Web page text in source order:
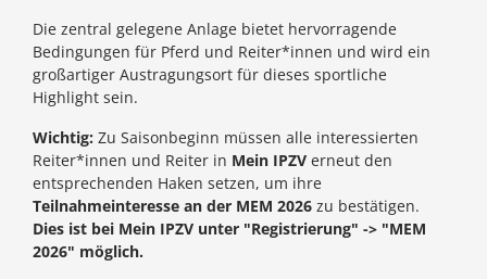
Die zentral gelegene Anlage bietet hervorragende
Bedingungen für Pferd und Reiter*innen und wird ein
großartiger Austragungsort für dieses sportliche
Highlight sein.
Wichtig: Zu Saisonbeginn müssen alle interessierten
Reiter*innen und Reiter in Mein IPZV erneut den
entsprechenden Haken setzen, um ihre
Teilnahmeinteresse an der MEM 2026 zu bestätigen.
Dies ist bei Mein IPZV unter "Registrierung" -> "MEM
2026" möglich.